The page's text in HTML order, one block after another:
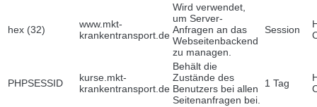
hex (32)
www.mkt-
krankentransport.de
Wird verwendet,
um Server-
Anfragen an das
Webseitenbackend
zu managen.
Session
PHPSESSID
kurse.mkt-
krankentransport.de
Behält die
Zustände des
Benutzers bei allen
Seitenanfragen bei.
1 Tag